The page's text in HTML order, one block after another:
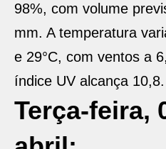
98%, com volume
mm. A temperatura
e 29°C, com ventos a
índice UV alcança 10,8.
Terça-feira,